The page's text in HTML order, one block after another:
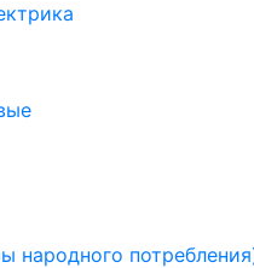
народного